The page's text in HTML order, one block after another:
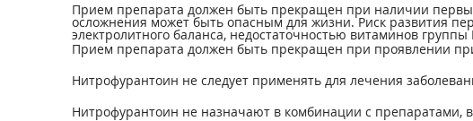
Прием препарата должен быть прекращен при наличии
осложнения может быть опасным для жизни. Риск развития
электролитного баланса, недостаточностью витаминов
Прием препарата должен быть прекращен при проявлении
Нитрофурантоин не следует применять для лечения
Нитрофурантоин не назначают в комбинации с